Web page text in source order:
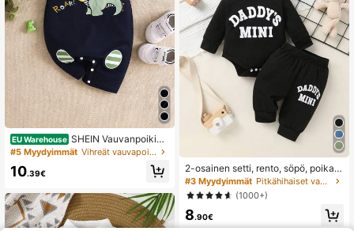
EU Warehouse SHEIN Vauvanpoikien
söpö dinosauruskirjailu raidallinen 2
-in-1-haalari, kevät/kesä
#5 Myydyimmät Vihreät vauvapoikien haalarit
10.39€
2-osainen setti, rento, söpö, poikav
auvan vaatteet, vauvan body, vauv
an syys-/talviasu, pehmeä ja muka
va, kirjainkuvioinen huppari ja yksiv
ärinen kirjainkuvioinen housut, sopii
arkeen, lomaan, juhlaan, ulkoiluun
#3 Myydyimmät
Pitkähihaiset vauvan poikien bodyt
(1000+)
8.90€